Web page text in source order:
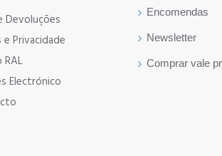
Devoluções
Privacidade
RAL
Electrónico
Encomendas
Newsletter
Comprar vale